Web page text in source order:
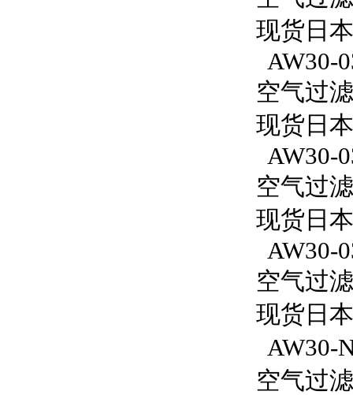
现货日
AW30-
空气过
现货日
AW30-
空气过
现货日
AW30-
空气过
现货日
AW30-
空气过